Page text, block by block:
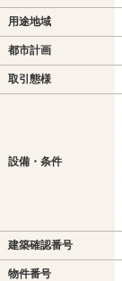
用途地域
都市計画
取引態様
設備・条件
建築確認番号
物件番号